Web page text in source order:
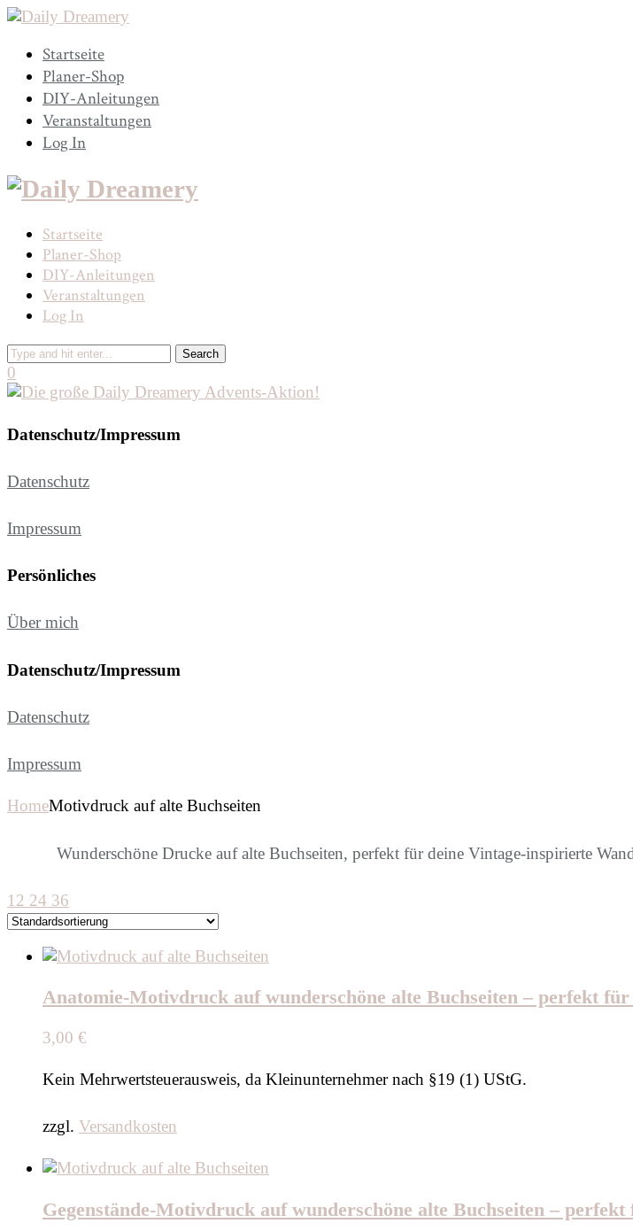
Startseite
Planer-Shop
DIY-Anleitungen
Veranstaltungen
Log In
Startseite
Planer-Shop
DIY-Anleitungen
Veranstaltungen
Log In
0
Datenschutz/Impressum
Datenschutz
Impressum
Persönliches
Über mich
Datenschutz/Impressum
Datenschutz
Impressum
HomeMotivdruck auf alte Buchseiten
Wunderschöne Drucke auf alte Buchseiten, perfekt für deine Vintage-inspirierte
12 24 36
Anatomie-Motivdruck auf wunderschöne alte Buchseiten – perfekt
3,00 €
Kein Mehrwertsteuerausweis, da Kleinunternehmer nach §19 (1) UStG.
zzgl. Versandkosten
Gegenstände-Motivdruck auf wunderschöne alte Buchseiten –